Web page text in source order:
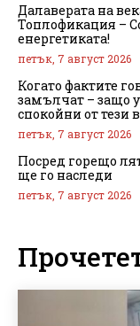
Далаверата на
Топлофикация –
енергетиката!
петък, 7 август 2026
Когато фактите
замълчат – защо
спокойни от тези
петък, 7 август 2026
Посред горещо
ще го наследи
петък, 7 август 2026